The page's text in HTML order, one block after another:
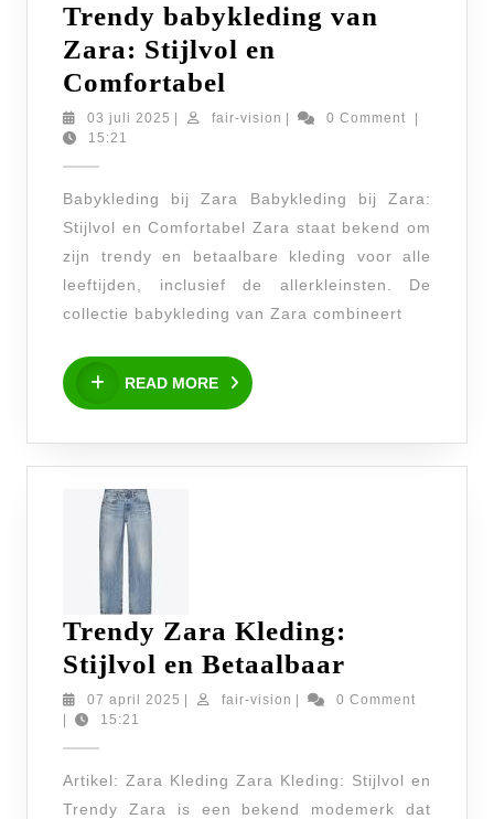
Trendy babykleding van
Zara: Stijlvol en
Comfortabel
babykleding
Stijlvol
en
Comfortabel
03 juli 2025 03
fair-vision fair-
0 Comment
15:21
Babykleding bij Zara Babykleding bij Zara:
Stijlvol en Comfortabel Zara staat bekend om
zijn trendy en betaalbare kleding voor alle
leeftijden, inclusief de allerkleinsten. De
collectie babykleding van Zara combineert
READ MORE
READ
MORE
Trendy Zara Kleding:
Stijlvol en Betaalbaar
Zara
en
07 april 2025 07
fair-vision fair-
0 Comment
15:21
Artikel: Zara Kleding Zara Kleding: Stijlvol en
Trendy Zara is een bekend modemerk dat